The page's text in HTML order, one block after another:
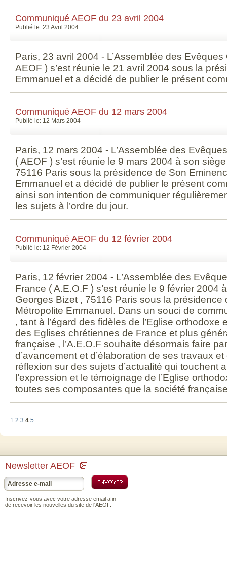
Communiqué AEOF du 23 avril 2004
Publié le: 23 Avril 2004
Paris, 23 avril 2004 - L’Assemblée des
AEOF ) s’est réunie le 21 avril 2004 sous la
Emmanuel et a décidé de publier le présent
Communiqué AEOF du 12 mars 2004
Publié le: 12 Mars 2004
Paris, 12 mars 2004 - L’Assemblée des
( AEOF ) s’est réunie le 9 mars 2004 à son
75116 Paris sous la présidence de Son
Emmanuel et a décidé de publier le présent
ainsi son intention de communiquer
les sujets à l’ordre du jour.
Communiqué AEOF du 12 février 2004
Publié le: 12 Février 2004
Paris, 12 février 2004 - L’Assemblée des
France ( A.E.O.F ) s’est réunie le 9 février 2004
Georges Bizet , 75116 Paris sous la présidence
Métropolite Emmanuel. Dans un souci de
, tant à l’égard des fidèles de l’Eglise orthodoxe
des Eglises chrétiennes de France et plus
française , l’A.E.O.F souhaite désormais faire
d’avancement et d’élaboration de ses travaux
réflexion sur des sujets d’actualité qui touchent
l’expression et le témoignage de l’Eglise
toutes ses composantes que la société
1 2 3 4 5
Newsletter AEOF
Inscrivez-vous avec votre adresse email afin
de recevoir les nouvelles du site de l'AEOF.